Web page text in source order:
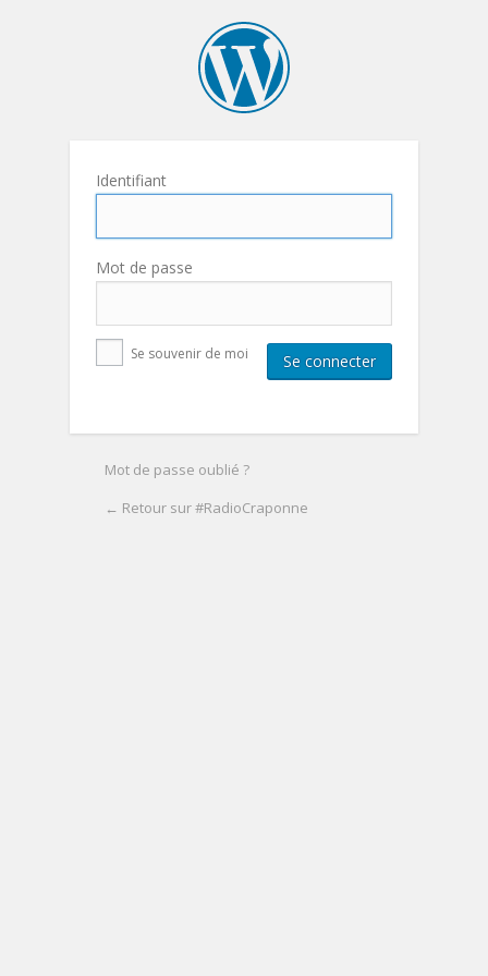
Identifiant
Mot de passe
Se souvenir de moi
Mot de passe oublié ?
← Retour sur #RadioCraponne